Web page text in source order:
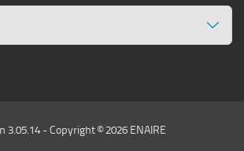
3.05.14 - Copyright © 2026 ENAIRE